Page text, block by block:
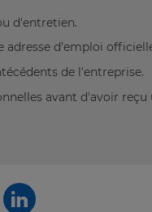
d'entretien.
adresse d'emploi
de l'entreprise.
avant d'avoir